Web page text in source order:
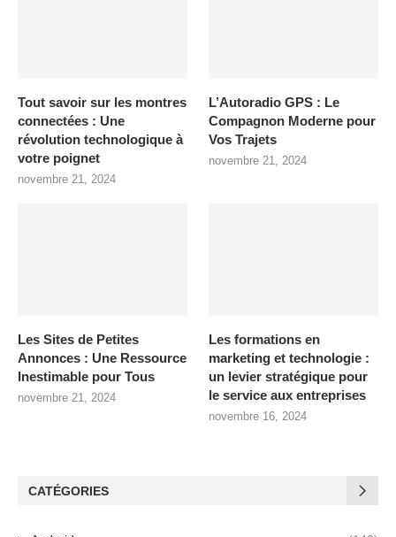
Tout savoir sur les montres
connectées : Une
révolution technologique à
votre poignet
novembre 21, 2024
L’Autoradio GPS : Le
Compagnon Moderne pour
Vos Trajets
novembre 21, 2024
Les Sites de Petites
Annonces : Une Ressource
Inestimable pour Tous
novembre 21, 2024
Les formations en
marketing et technologie :
un levier stratégique pour
le service aux entreprises
novembre 16, 2024
CATÉGORIES